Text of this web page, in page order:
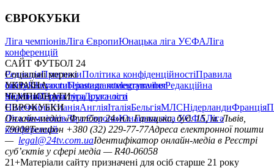
ЄВРОКУБКИ
Ліга чемпіонівЛіга ЄвропиЮнацька ліга УЄФАЛіга
конференцій
САЙТ ФУТБОЛ 24
РедакціяПрогнозиПолітика конфіденційностіПравила
сайтуКонтактиПравила коментуванняРедакційна
політикаСтруктура власності
Соціальні мережі
facebookxyoutubeinstagramtelegramviber
УКРАЇНА
УкраїнаПерша лігаДруга ліга
ЧЕМПІОНАТИ
НімеччинаІспаніяАнгліяІталіяБельгіяМЛСНідерландиФранція
ЄВРОКУБКИ
Ліга чемпіонівЛіга ЄвропиЮнацька ліга УЄФАЛіга
конференцій
Онлайн-медіа «Футбол 24»пл. Галицька, буд. 15, м. Львів,
79008Телефон +380 (32) 229-77-77Адреса електронної пошти
— legal@24tv.com.uaІдентифікатор онлайн-медіа в Реєстрі
суб’єктів у сфері медіа — R40-06058
21+Матеріали сайту призначені для осіб старше 21 року